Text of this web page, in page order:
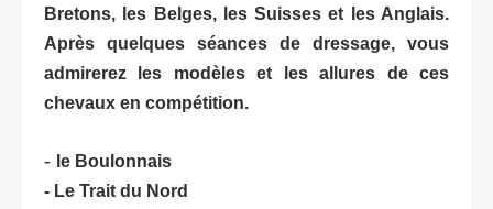
Bretons, les Belges, les Suisses et les Anglais.
Après quelques séances de dressage, vous
admirerez les modèles et les allures de ces
chevaux en compétition.
- le Boulonnais
- Le Trait du Nord